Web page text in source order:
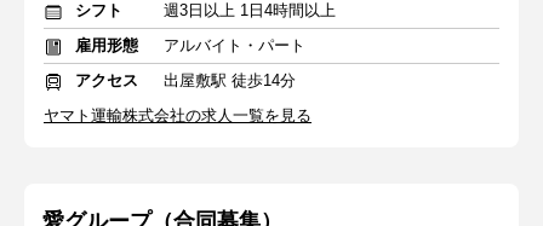
シフト
週3日以上 1日4時間以上
雇用形態
アルバイト・パート
アクセス
出屋敷駅 徒歩14分
ヤマト運輸株式会社の求人一覧を見る
愛グループ（合同募集）